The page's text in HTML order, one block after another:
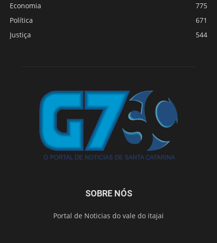
Economia
775
Política
671
Justiça
544
SOBRE NÓS
Portal de Noticias do vale do itajai